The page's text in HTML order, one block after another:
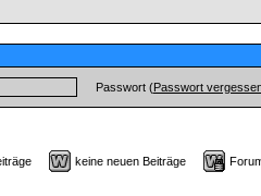
Passwort (Passwort
keine neuen Beiträge